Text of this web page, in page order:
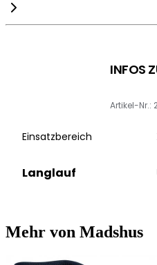
INFOS
Artikel-Nr.:
Einsatzbereich
Langlauf
Mehr von Madshus